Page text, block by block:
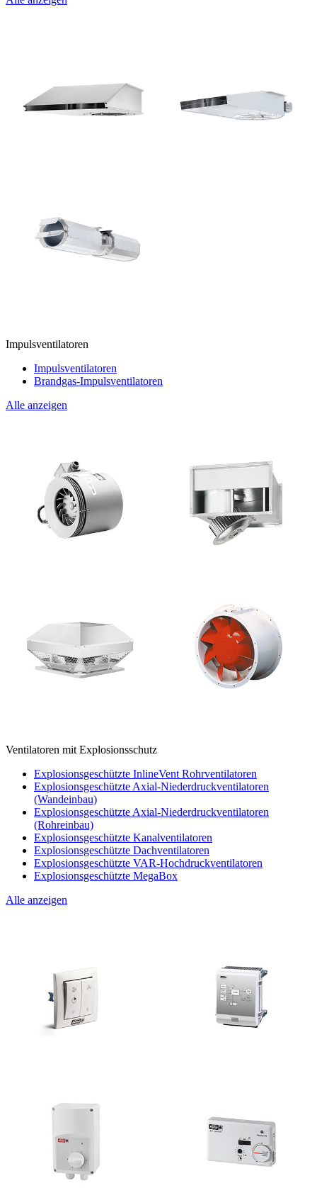
Impulsventilatoren
Impulsventilatoren
Brandgas-Impulsventilatoren
Alle anzeigen
Ventilatoren mit Explosionsschutz
Explosionsgeschützte InlineVent Rohrventilatoren
Explosionsgeschützte Axial-Niederdruckventilatoren
(Wandeinbau)
Explosionsgeschützte Axial-Niederdruckventilatoren
(Rohreinbau)
Explosionsgeschützte Kanalventilatoren
Explosionsgeschützte Dachventilatoren
Explosionsgeschützte VAR-Hochdruckventilatoren
Explosionsgeschützte MegaBox
Alle anzeigen